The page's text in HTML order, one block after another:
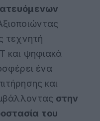
τεχνητή
και ψηφιακά
ένα
και
στην
του